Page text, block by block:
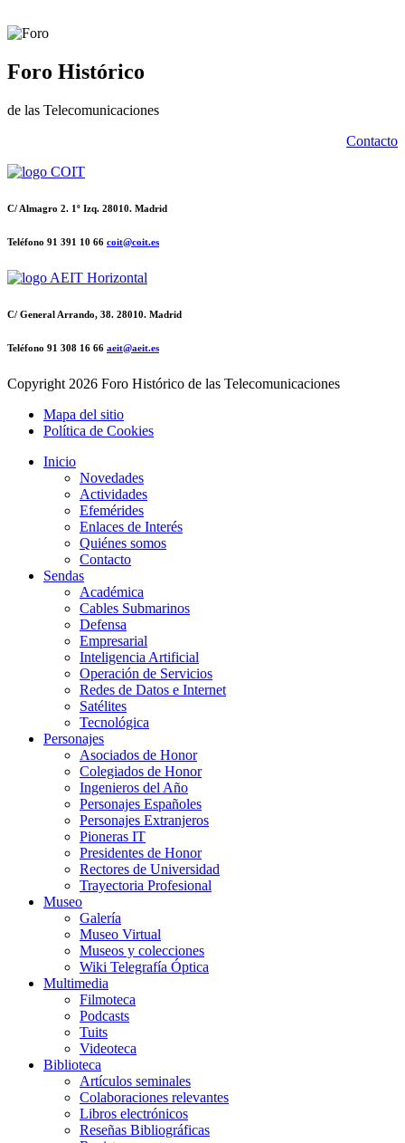
Foro Histórico
de las Telecomunicaciones
Contacto
C/ Almagro 2. 1º Izq. 28010. Madrid
Teléfono 91 391 10 66 coit@coit.es
C/ General Arrando, 38. 28010. Madrid
Teléfono 91 308 16 66 aeit@aeit.es
Copyright 2026 Foro Histórico de las Telecomunicaciones
Mapa del sitio
Política de Cookies
Inicio
Novedades
Actividades
Efemérides
Enlaces de Interés
Quiénes somos
Contacto
Sendas
Académica
Cables Submarinos
Defensa
Empresarial
Inteligencia Artificial
Operación de Servicios
Redes de Datos e Internet
Satélites
Tecnológica
Personajes
Asociados de Honor
Colegiados de Honor
Ingenieros del Año
Personajes Españoles
Personajes Extranjeros
Pioneras IT
Presidentes de Honor
Rectores de Universidad
Trayectoria Profesional
Museo
Galería
Museo Virtual
Museos y colecciones
Wiki Telegrafía Óptica
Multimedia
Filmoteca
Podcasts
Tuits
Videoteca
Biblioteca
Artículos seminales
Colaboraciones relevantes
Libros electrónicos
Reseñas Bibliográficas